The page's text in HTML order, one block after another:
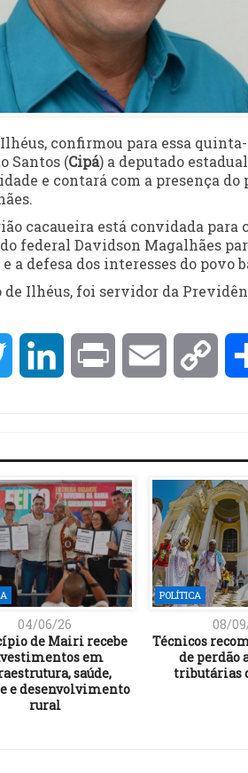
confirmou para essa
Santos (Cipá) a deputado
e contará com a presença
cacaueira está convidada para
federal Davidson Magalhães
a defesa dos interesses do povo
Ilhéus, foi servidor da
Twitter LinkedInPrint Email
04/06/26
de Mairi recebe
em
saúde,
e desenvolvimento
rural
POLÍTICA
08/
Técnicos
de perdão
tributárias